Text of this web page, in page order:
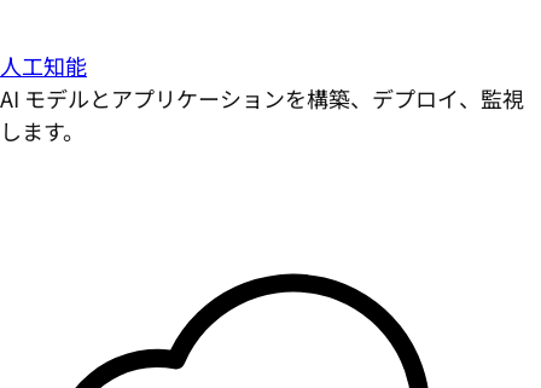
人工知能
AI モデルとアプリケーションを構築、デプロイ、監視
します。